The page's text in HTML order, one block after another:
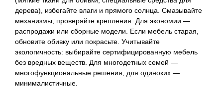
дерева), избегайте влаги и прямого солнца. Смазывайте
механизмы, проверяйте крепления. Для экономии —
распродажи или сборные модели. Если мебель старая,
обновите обивку или покрасьте. Учитывайте
экологичность: выбирайте сертифицированную мебель
без вредных веществ. Для многодетных семей —
многофункциональные решения, для одиноких —
минималистичные.